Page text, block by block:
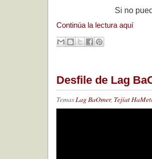
Si no
Continúa la lectura aquí
Desfile de Lag
TemasLag BaOmer, Tejíat